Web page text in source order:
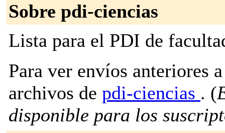
Sobre pdi-ciencias
Lista para el PDI de
Para ver envíos anteriores
archivos de pdi-ciencias . (
disponible para los